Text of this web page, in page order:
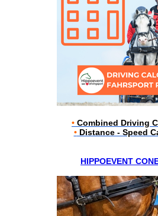
• Combined Driving
•Distance - Speed
HIPPOEVENT